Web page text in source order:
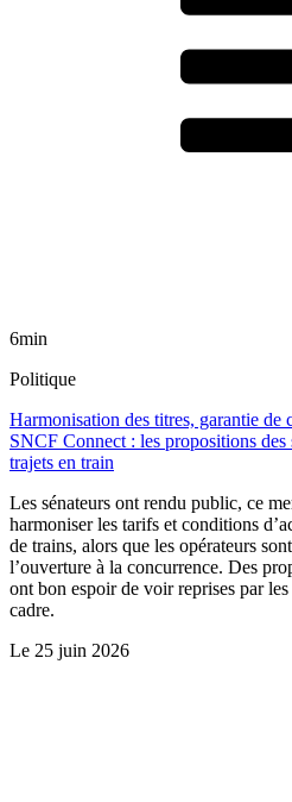
6min
Politique
Harmonisation des titres, garantie de
SNCF Connect : les propositions
trajets en train
Les sénateurs ont rendu public, ce
harmoniser les tarifs et conditions
de trains, alors que les opérateurs
l’ouverture à la concurrence. Des
ont bon espoir de voir reprises par
cadre.
Le 25 juin 2026